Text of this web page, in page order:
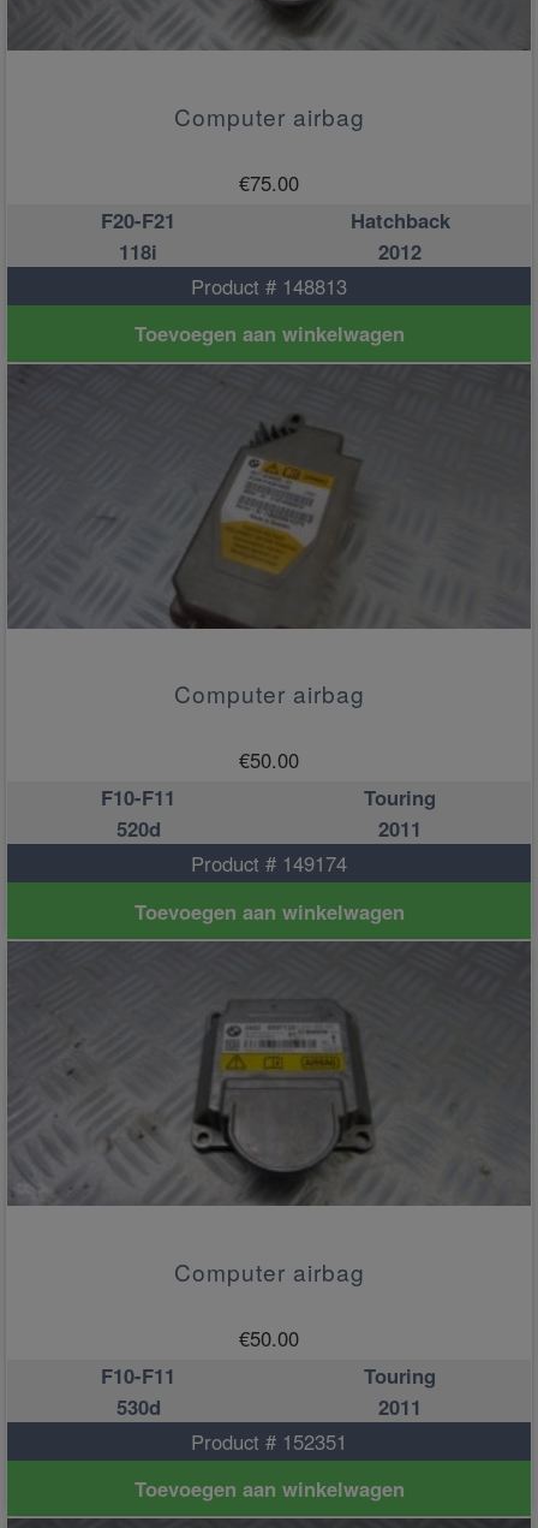
Computer airbag
€75.00
F20-F21
Hatchback
118i
2012
Product # 148813
Toevoegen aan winkelwagen
Computer airbag
€50.00
F10-F11
Touring
520d
2011
Product # 149174
Toevoegen aan winkelwagen
Computer airbag
€50.00
F10-F11
Touring
530d
2011
Product # 152351
Toevoegen aan winkelwagen